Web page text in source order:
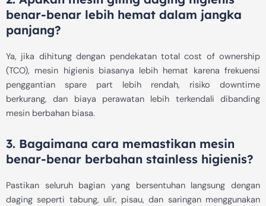
benar-benar lebih hemat dalam jangka
panjang?
Ya, jika dihitung dengan pendekatan total cost of ownership
(TCO), mesin higienis biasanya lebih hemat karena frekuensi
penggantian spare part lebih rendah, risiko downtime
berkurang, dan biaya perawatan lebih terkendali dibanding
mesin berbahan biasa.
3. Bagaimana cara memastikan mesin
benar-benar berbahan stainless higienis?
Pastikan seluruh bagian yang bersentuhan langsung dengan
daging seperti tabung, ulir, pisau, dan saringan menggunakan